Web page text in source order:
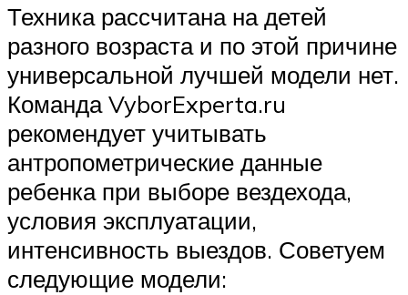
Техника рассчитана на детей
разного возраста и по этой причине
универсальной лучшей модели нет.
Команда VyborExperta.ru
рекомендует учитывать
антропометрические данные
ребенка при выборе вездехода,
условия эксплуатации,
интенсивность выездов. Советуем
следующие модели: